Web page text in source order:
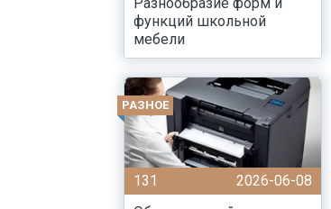
функций школьной
мебели
РАЗНОЕ
131
2026-06-08